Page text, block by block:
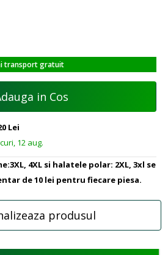
transport gratuit
in Cos
Lei
12 aug.
4XL si halatele polar: 2XL, 3xl se
de 10 lei pentru fiecare piesa.
produsul